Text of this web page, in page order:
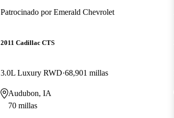
Patrocinado porEmerald Chevrolet
2011 Cadillac CTS
3.0L Luxury RWD 68,901 millas
Audubon, IA
70 millas